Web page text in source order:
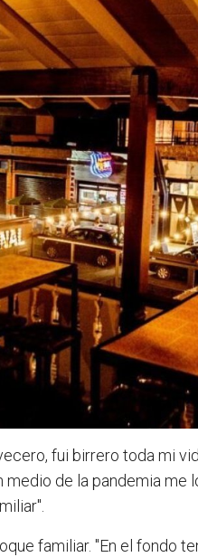
fui birrero toda mi
de la pandemia
familiar. "En el fondo